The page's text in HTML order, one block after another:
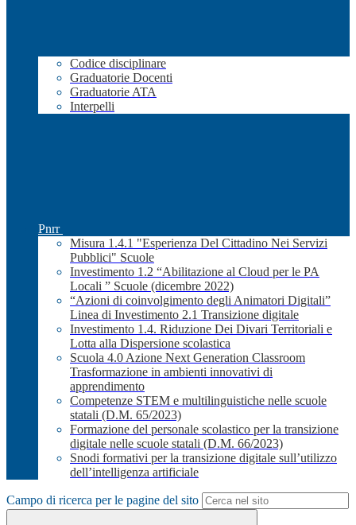
Codice disciplinare
Graduatorie Docenti
Graduatorie ATA
Interpelli
Pnrr
Misura 1.4.1 "Esperienza Del Cittadino Nei Servizi
Pubblici" Scuole
Investimento 1.2 “Abilitazione al Cloud per le PA
Locali ” Scuole (dicembre 2022)
“Azioni di coinvolgimento degli Animatori Digitali”
Linea di Investimento 2.1 Transizione digitale
Investimento 1.4. Riduzione Dei Divari Territoriali e
Lotta alla Dispersione scolastica
Scuola 4.0 Azione Next Generation Classroom
Trasformazione in ambienti innovativi di
apprendimento
Competenze STEM e multilinguistiche nelle scuole
statali (D.M. 65/2023)
Formazione del personale scolastico per la transizione
digitale nelle scuole statali (D.M. 66/2023)
Snodi formativi per la transizione digitale sull’utilizzo
dell’intelligenza artificiale
Campo di ricerca per le pagine del sito